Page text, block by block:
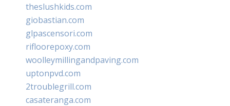
theslushkids.com
giobastian.com
glpascensori.com
rifloorepoxy.com
woolleymillingandpaving.com
uptonpvd.com
2troublegrill.com
casateranga.com